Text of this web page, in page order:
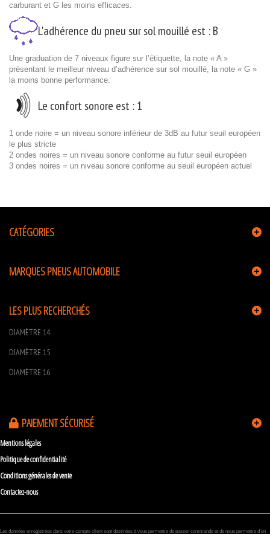
carburant et G les moins efficaces.
L'adhérence du pneu sur sol mouillé est :B
Une graduation de 7 niveaux figure sur l’étiquette, la note « A »
présentant le meilleur niveau d’adhérence sur sol mouillé, la note « G »
la moins bonne performance.
Le confort sonore est :1
1 onde noire = un niveau sonore inférieur de 3dB au futur seuil européen
le plus stricte
2 ondes noires = un niveau sonore conforme au futur seuil européen
3 ondes noires = un niveau sonore conforme au seuil européen actuel
CATÉGORIES
MARQUES PNEUS AUTOMOBILE
LES PLUS RECHERCHÉS
DIAMÈTRE 14
DIAMÈTRE 15
DIAMÈTRE 16
PAIEMENT SÉCURISÉ
Mentions légales
Politique de confidentialité
Conditions générales de vente
Contactez-nous
Les données enregistrées dans votre compte client sont destinées à vous permettre de passer commande et de nous permettre d’en